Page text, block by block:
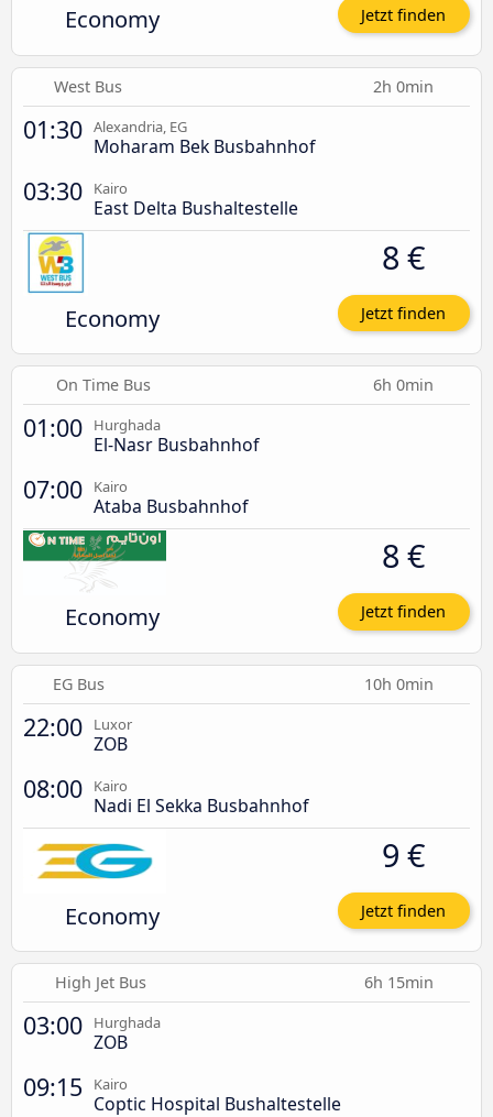
Economy Jetzt finden
West Bus 2h 0min
01:30 Alexandria, EG
Moharam Bek Busbahnhof
03:30 Kairo
East Delta Bushaltestelle
Economy
8 €
Jetzt finden
On Time Bus 6h 0min
01:00 Hurghada
El-Nasr Busbahnhof
07:00 Kairo
Ataba Busbahnhof
Economy
8 €
Jetzt finden
EG Bus 10h 0min
22:00 Luxor
ZOB
08:00 Kairo
Nadi El Sekka Busbahnhof
Economy
9 €
Jetzt finden
High Jet Bus 6h 15min
03:00 Hurghada
ZOB
09:15 Kairo
Coptic Hospital Bushaltestelle